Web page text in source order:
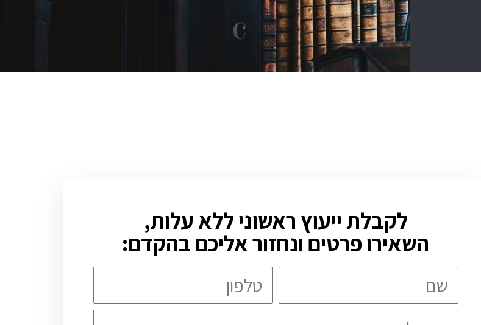
לקבלת ייעוץ ראשוני ללא עלות,
השאירו פרטים ונחזור אליכם בהקדם: